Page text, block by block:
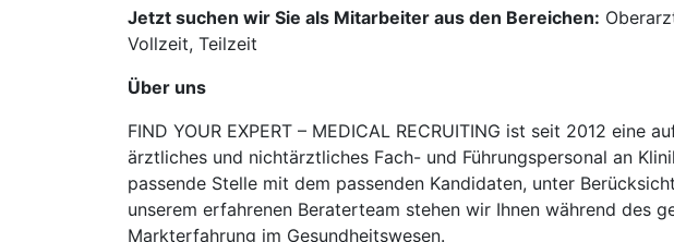
Jetzt suchen wir Sie als Mitarbeiter aus den Bereichen:
Vollzeit, Teilzeit
Über uns
FIND YOUR EXPERT – MEDICAL RECRUITING ist seit 2012
ärztliches und nichtärztliches Fach- und Führungspersonal an
passende Stelle mit dem passenden Kandidaten, unter
unserem erfahrenen Beraterteam stehen wir Ihnen während des
Markterfahrung im Gesundheitswesen.